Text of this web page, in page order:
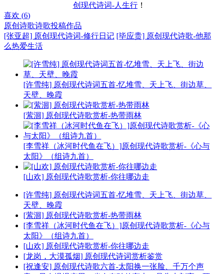
创现代诗词-人生行！
喜欢 (6)
原创诗歌诗歌投稿作品
[张亚超] 原创现代诗词-修行日记 [毕应贵] 原创现代诗歌-他那
么热爱生活
[许雪纯] 原创现代诗词五首-忆堆雪、天上飞、街边草、
天壁、晚霞
[萦洄] 原创现代诗歌赏析-热带雨林
[李雪祥（冰河时代鱼在飞）]原创现代诗歌赏析-《心与
太阳》（组诗九首）
[山欢] 原创现代诗歌赏析-你往哪边走
[许雪纯] 原创现代诗词五首-忆堆雪、天上飞、街边草、
天壁、晚霞
[萦洄] 原创现代诗歌赏析-热带雨林
[李雪祥（冰河时代鱼在飞）]原创现代诗歌赏析-《心与
太阳》（组诗九首）
[山欢] 原创现代诗歌赏析-你往哪边走
[龙岗，大漠孤烟] 原创现代诗词赏析鉴赏
[祝逢安] 原创现代诗歌六首-太阳换一张脸、千万个声